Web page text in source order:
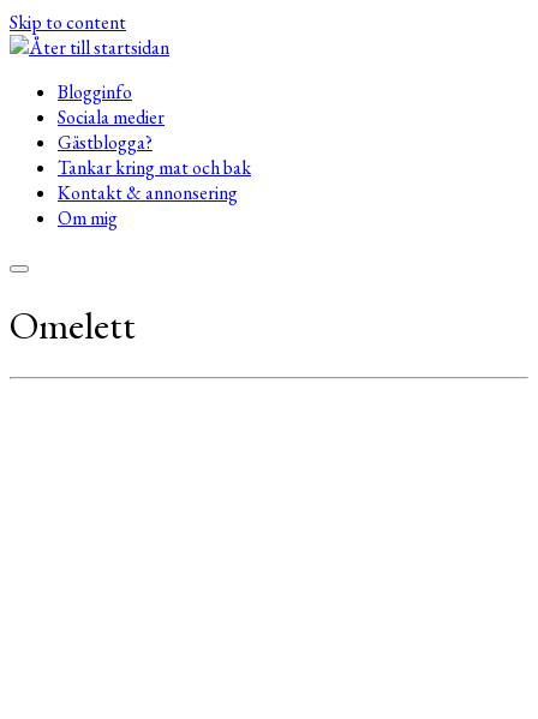
Skip to content
Blogginfo
Sociala medier
Gästblogga?
Tankar kring mat och bak
Kontakt & annonsering
Om mig
Omelett